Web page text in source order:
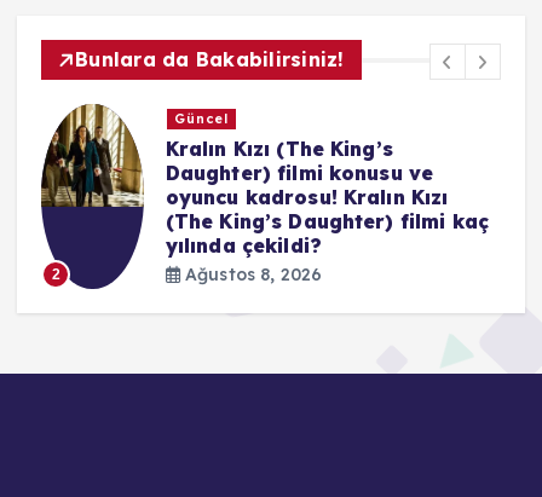
Bunlara da Bakabilirsiniz!
3
Güncel
Hızlı ve Öfkeli 5: Rio Soygunu
filmi konusu ve oyuncu kadrosu!
Hızlı ve Öfkeli 5: Rio Soygunu
filmi kaç yılında çekildi?
Ağustos 8, 2026